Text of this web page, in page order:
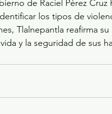
de Raciel Pérez Cruz
los tipos de
Tlalnepantla reafirma su
y la seguridad de sus